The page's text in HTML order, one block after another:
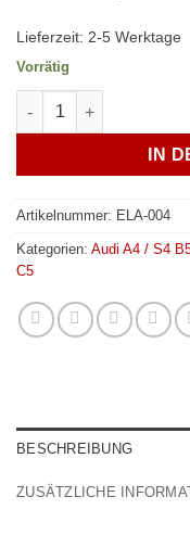
Lieferzeit: 2-5 Werktage
Vorrätig
Verkline CNC
IN
Artikelnummer: ELA-004
Kategorien: Audi A4 / S4
C5
BESCHREIBUNG
ZUSÄTZLICHE